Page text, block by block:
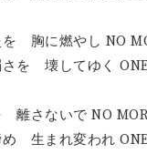
胸に燃やし NO
を 壊してゆく
離さないで NO
生まれ変われ